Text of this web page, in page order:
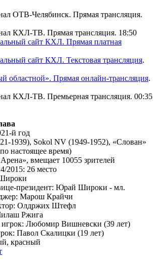
ОТВ-Челябинск. Прямая трансляция.
КХЛ-ТВ. Прямая трансляция. 18:50
сайт КХЛ. Прямая платная
сайт КХЛ. Текстовая трансляция.
областной». Прямая онлайн-трансляция.
КХЛ-ТВ. Премьерная трансляция. 00:35
й год
1939), Sokol NV (1949-1952), «Слован»
настоящее время)
вмещает 10055 зрителей
2015: 26 место
президент: Юрай Широки - мл.
Марош Крайчи
Олдржих Штефл
Ржига
Любомир Вишневски (39 лет)
Павол Скалицки (19 лет)
красный